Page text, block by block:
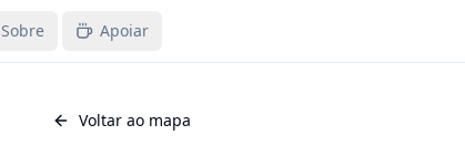
Sobre Apoiar
Voltar ao mapa